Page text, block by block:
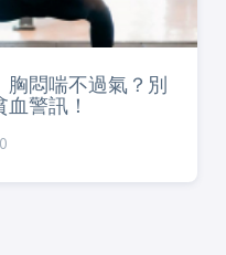
胸悶喘不過氣？別
警訊！